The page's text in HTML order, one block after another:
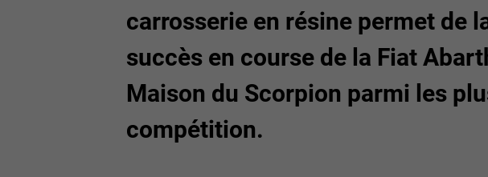
carrosserie en résine permet de
succès en course de la Fiat
Maison du Scorpion parmi les
compétition.